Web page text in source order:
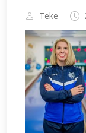
Teke